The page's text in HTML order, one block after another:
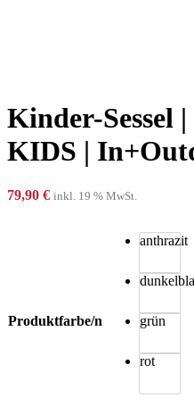
Kinder-Sessel
KIDS |
79,90 € inkl. 19 % MwSt.
Produktfarbe/n
anthrazit
grün
rot